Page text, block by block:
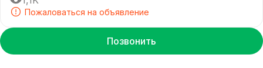
Пожаловаться на объявление
Позвонить